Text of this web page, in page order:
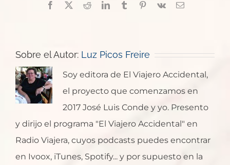
Facebook
X RedditLinkedInTumblrPinterest
Vk
Correo
Sobre el Autor: Luz Picos Freire
Soy editora de El Viajero Accidental,
el proyecto que comenzamos en
2017 José Luis Conde y yo. Presento
y dirijo el programa "El Viajero Accidental" en
Radio Viajera, cuyos podcasts puedes encontrar
en Ivoox, iTunes, Spotify... y por supuesto en la